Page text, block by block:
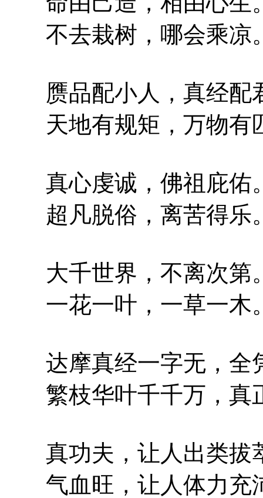
不去栽树，哪会乘凉
赝品配小人，真经配
天地有规矩，万物有
真心虔诚，佛祖庇佑
超凡脱俗，离苦得乐
大千世界，不离次第
一花一叶，一草一木
达摩真经一字无，全
繁枝华叶千千万，真
真功夫，让人出类拔
气血旺，让人体力充